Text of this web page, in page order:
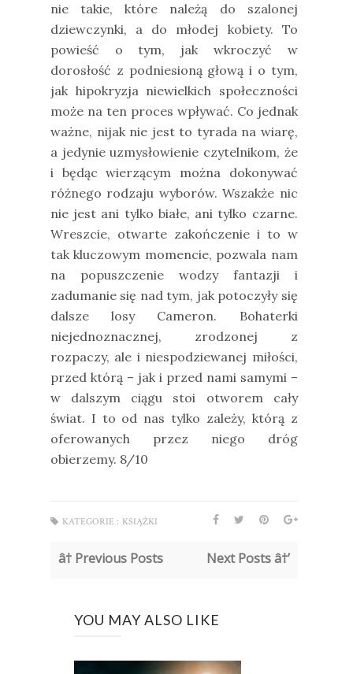
nie takie, które należą do szalonej
dziewczynki, a do młodej kobiety. To
powieść o tym, jak wkroczyć w
dorosłość z podniesioną głową i o tym,
jak hipokryzja niewielkich społeczności
może na ten proces wpływać. Co jednak
ważne, nijak nie jest to tyrada na wiarę,
a jedynie uzmysłowienie czytelnikom, że
i będąc wierzącym można dokonywać
różnego rodzaju wyborów. Wszakże nic
nie jest ani tylko białe, ani tylko czarne.
Wreszcie, otwarte zakończenie i to w
tak kluczowym momencie, pozwala nam
na popuszczenie wodzy fantazji i
zadumanie się nad tym, jak potoczyły się
dalsze losy Cameron. Bohaterki
niejednoznacznej, zrodzonej z
rozpaczy, ale i niespodziewanej miłości,
przed którą – jak i przed nami samymi –
w dalszym ciągu stoi otworem cały
świat. I to od nas tylko zależy, którą z
oferowanych przez niego dróg
obierzemy. 8/10
KATEGORIE : KSIĄŻKI
â† Previous Posts Next Posts â†’
YOU MAY ALSO LIKE